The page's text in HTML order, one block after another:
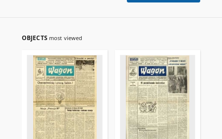
OBJECTS most viewed